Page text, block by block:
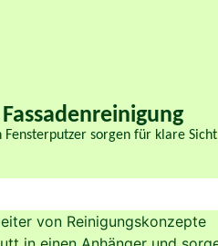
Fensterputzer sorgen für klare Sicht